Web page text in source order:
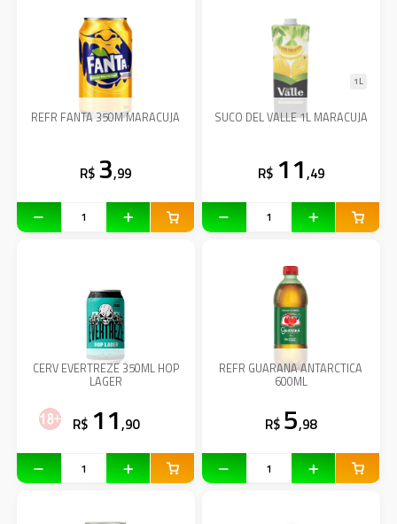
REFR FANTA 350M MARACUJA
R$ 3,99
SUCO DEL VALLE 1L MARACUJA
1L
R$ 11,49
CERV EVERTREZE 350ML HOP
LAGER
R$ 11,90
REFR GUARANA ANTARCTICA
600ML
R$ 5,98